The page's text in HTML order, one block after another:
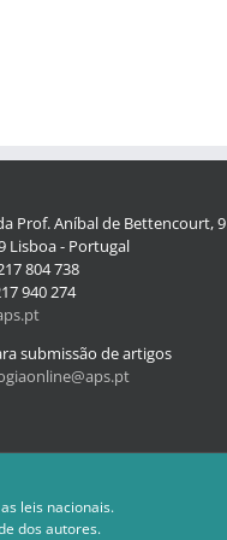
Prof. Aníbal de Bettencourt, 9
Lisboa - Portugal
804 738
940 274
submissão de artigos
leis nacionais.
dos autores.